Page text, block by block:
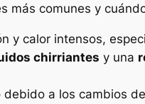
comunes y
y calor intensos,
chirriantes y una
a los cambios